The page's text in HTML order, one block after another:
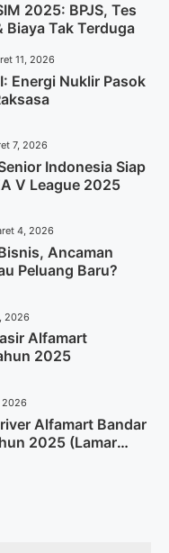
2025: BPJS, Tes
Biaya Tak Terduga
11, 2026
Energi Nuklir Pasok
7, 2026
Indonesia Siap
V League 2025
4, 2026
Ancaman
Peluang Baru?
2026
Alfamart
2025
2026
Alfamart Bandar
2025 (Lamar